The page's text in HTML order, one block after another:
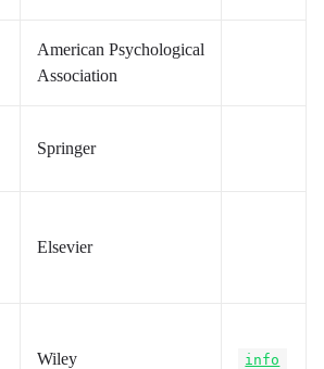
American Psychological
Association
Springer
Elsevier
Wiley info